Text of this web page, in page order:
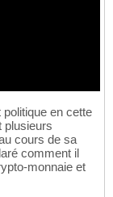
en cette
plusieurs
cours de sa
comment il
monnaie et